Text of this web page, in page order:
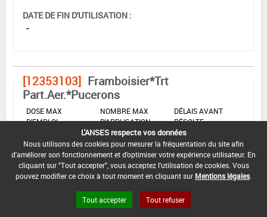
DATE DE FIN D'UTILISATION :
-
[12353103] Framboisier*Trt
Part.Aer.*Pucerons
DOSE MAX
D'EMPLOI
NOMBRE MAX
D'APPLICATION
DÉLAIS AVANT
RÉCOLTE
0,1 L/hL - -
INTERVALLE MINIMUM ENTRE APPLICATIONS :
L'ANSES respecte vos données
Nous utilisons des cookies pour mesurer la fréquentation du site afin
d'améliorer son fonctionnement et d'optimiser votre expérience utilisateur. En
cliquant sur "Tout accepter", vous acceptez l'utilisation de cookies. Vous
pouvez modifier ce choix à tout moment en cliquant sur Mentions légales
Tout accepter Tout refuser